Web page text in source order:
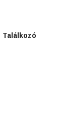
Találkozó